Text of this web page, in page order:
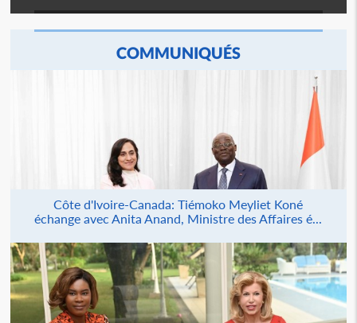
COMMUNIQUÉS
Côte d'Ivoire-Canada: Tiémoko Meyliet Koné
échange avec Anita Anand, Ministre des Affaires é...